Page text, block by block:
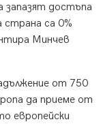
запазят достъпа
страна са 0%
Минчев
от 750
да приеме от
европейски